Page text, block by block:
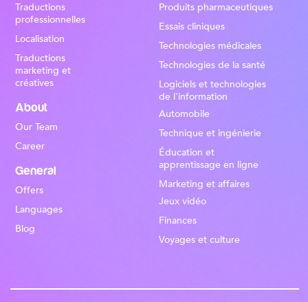
Traductions
professionnelles
Localisation
Traductions
marketing et
créatives
Produits pharmaceutiques
Essais cliniques
Technologies médicales
Technologies de la santé
Logiciels et technologies
de l'information
Automobile
Technique et ingénierie
Éducation et
apprentissage en ligne
Marketing et affaires
Jeux vidéo
Finances
Voyages et culture
About
Our Team
Career
General
Offers
Languages
Blog